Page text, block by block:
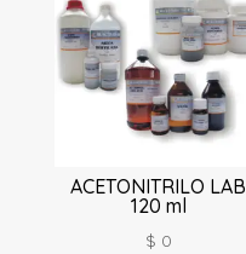
ACETONITRILO LAB
120 ml
$ 0